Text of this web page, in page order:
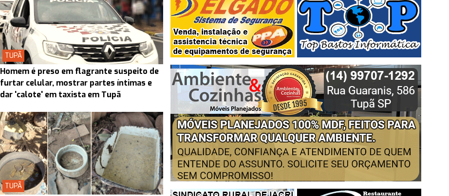
TUPÃ
Homem é preso em flagrante suspeito de
furtar celular, mostrar partes íntimas e
dar 'calote' em taxista em Tupã
TUPÃ